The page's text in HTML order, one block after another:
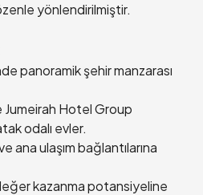
yönlendirilmiştir.
panoramik şehir manzarası
Hotel Group
odalı evler.
ana ulaşım bağlantılarına
kazanma potansiyeline